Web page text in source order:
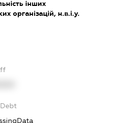
інших
організацій, н.в.і.у.